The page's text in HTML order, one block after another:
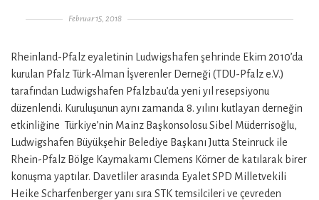
Gepostet am
Februar 15, 2018
Rheinland-Pfalz eyaletinin Ludwigshafen şehrinde Ekim 2010’da
kurulan Pfalz Türk-Alman İşverenler Derneği (TDU-Pfalz e.V.)
tarafından Ludwigshafen Pfalzbau’da yeni yıl resepsiyonu
düzenlendi. Kuruluşunun aynı zamanda 8. yılını kutlayan derneğin
etkinliğine Türkiye’nin Mainz Başkonsolosu Sibel Müderrisoğlu,
Ludwigshafen Büyükşehir Belediye Başkanı Jutta Steinruck ile
Rhein-Pfalz Bölge Kaymakamı Clemens Körner de katılarak birer
konuşma yaptılar. Davetliler arasında Eyalet SPD Milletvekili
Heike Scharfenberger yanı sıra STK temsilcileri ve çevreden